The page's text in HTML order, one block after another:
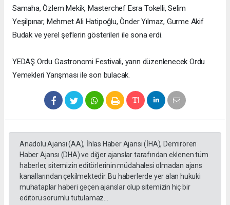
Samaha, Özlem Mekik, Masterchef Esra Tokelli, Selim
Yeşilpınar, Mehmet Ali Hatipoğlu, Önder Yılmaz, Gurme Akif
Budak ve yerel şeflerin gösterileri ile sona erdi.
YEDAŞ Ordu Gastronomi Festivali, yarın düzenlenecek Ordu
Yemekleri Yarışması ile son bulacak.
Anadolu Ajansı (AA), İhlas Haber Ajansı (İHA), Demirören
Haber Ajansı (DHA) ve diğer ajanslar tarafından eklenen tüm
haberler, sitemizin editörlerinin müdahalesi olmadan ajans
kanallarından çekilmektedir. Bu haberlerde yer alan hukuki
muhataplar haberi geçen ajanslar olup sitemizin hiç bir
editörü sorumlu tutulamaz...